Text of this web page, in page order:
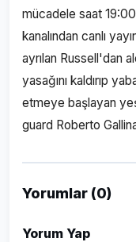
mücadele saat
kanalından canlı
ayrılan Russell'dan
yasağını kaldırıp
etmeye başlayan
guard Roberto
Yorumlar (0)
Yorum Yap